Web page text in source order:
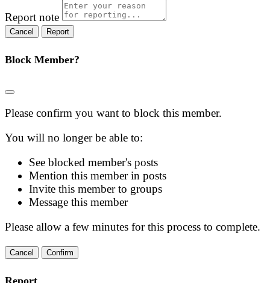
Report note
Report
Block Member?
Please confirm you want to block this member.
You will no longer be able to:
See blocked member's posts
Mention this member in posts
Invite this member to groups
Message this member
Please allow a few minutes for this process to complete.
Confirm